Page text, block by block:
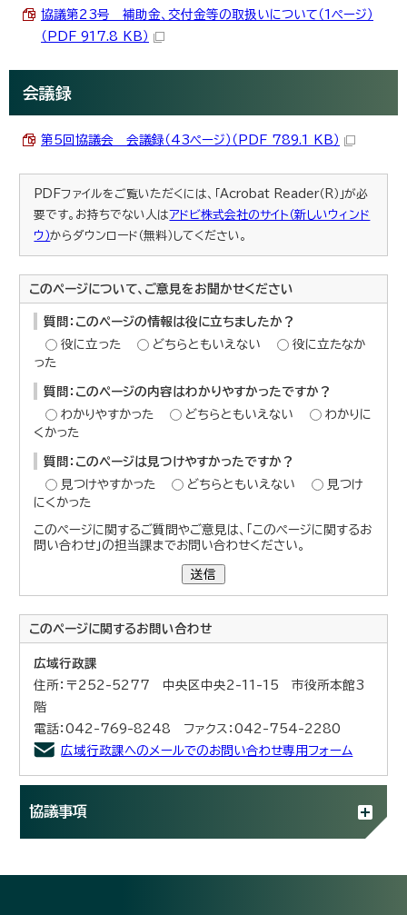
協議第23号 補助金、交付金等の取扱いについて（1ページ）
（PDF 917.8 KB）
会議録
第5回協議会 会議録（43ページ）（PDF 789.1 KB）
PDFファイルをご覧いただくには、「Acrobat Reader（R）」が必
要です。お持ちでない人はアドビ株式会社のサイト（新しいウィンド
ウ）からダウンロード（無料）してください。
このページについて、ご意見をお聞かせください
質問：このページの情報は役に立ちましたか？
役に立った
どちらともいえない
役に立たなか
った
質問：このページの内容はわかりやすかったですか？
わかりやすかった
どちらともいえない
わかりに
くかった
質問：このページは見つけやすかったですか？
見つけやすかった
どちらともいえない
見つけ
にくかった
このページに関するご質問やご意見は、「このページに関するお
問い合わせ」の担当課までお問い合わせください。
送信
このページに関するお問い合わせ
広域行政課
住所：〒252-5277 中央区中央2-11-15 市役所本館3
階
電話：042-769-8248 ファクス：042-754-2280
広域行政課へのメールでのお問い合わせ専用フォーム
協議事項